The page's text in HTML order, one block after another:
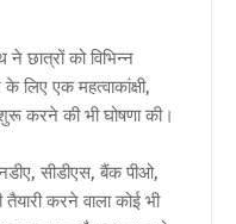
छात्रों को विभिन्न
लिए एक महत्वाकांक्षी,
शुरू करने की भी घोषणा की।
सीडीएस, बैंक पीओ,
तैयारी करने वाला कोई भी